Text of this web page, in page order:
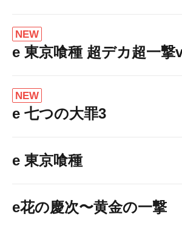
NEW
e 東京喰種 超デカ超一撃
NEW
e 七つの大罪3
e 東京喰種
e花の慶次〜黄金の一撃